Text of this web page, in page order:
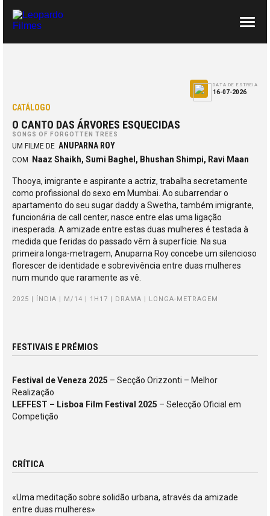
SOBRE NÓS
CONTACTOS
CATÁLOGO
O CANTO DAS ÁRVORES ESQUECIDAS
SONGS OF FORGOTTEN TREES
DATA DE ESTREIA
16-07-2026
UM FILME DE ANUPARNA ROY
COM Naaz Shaikh, Sumi Baghel, Bhushan Shimpi, Ravi Maan
Thooya, imigrante e aspirante a actriz, trabalha secretamente
como profissional do sexo em Mumbai. Ao subarrendar o
apartamento do seu sugar daddy a Swetha, também imigrante,
funcionária de call center, nasce entre elas uma ligação
inesperada. A amizade entre estas duas mulheres é testada à
medida que feridas do passado vêm à superfície. Na sua
primeira longa-metragem, Anuparna Roy concebe um silencioso
florescer de identidade e sobrevivência entre duas mulheres
num mundo que raramente as vê.
2025 | ÍNDIA | M/14 | 1H17 | DRAMA | LONGA-METRAGEM
FESTIVAIS E PRÉMIOS
Festival de Veneza 2025 – Secção Orizzonti – Melhor
Realização
LEFFEST – Lisboa Film Festival 2025 – Selecção Oficial em
Competição
CRÍTICA
«Uma meditação sobre solidão urbana, através da amizade
entre duas mulheres»